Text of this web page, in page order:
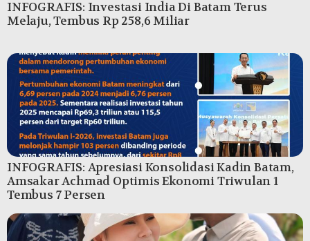
INFOGRAFIS: Investasi India Di Batam Terus
Melaju, Tembus Rp 258,6 Miliar
INFOGRAFIS: Apresiasi Konsolidasi Kadin Batam,
Amsakar Achmad Optimis Ekonomi Triwulan 1
Tembus 7 Persen